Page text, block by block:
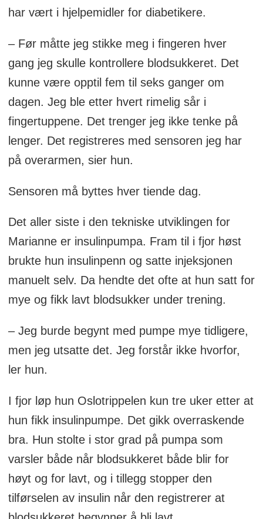
har vært i hjelpemidler for diabetikere.
– Før måtte jeg stikke meg i fingeren hver
gang jeg skulle kontrollere blodsukkeret. Det
kunne være opptil fem til seks ganger om
dagen. Jeg ble etter hvert rimelig sår i
fingertuppene. Det trenger jeg ikke tenke på
lenger. Det registreres med sensoren jeg har
på overarmen, sier hun.
Sensoren må byttes hver tiende dag.
Det aller siste i den tekniske utviklingen for
Marianne er insulinpumpa. Fram til i fjor høst
brukte hun insulinpenn og satte injeksjonen
manuelt selv. Da hendte det ofte at hun satt for
mye og fikk lavt blodsukker under trening.
– Jeg burde begynt med pumpe mye tidligere,
men jeg utsatte det. Jeg forstår ikke hvorfor,
ler hun.
I fjor løp hun Oslotrippelen kun tre uker etter at
hun fikk insulinpumpe. Det gikk overraskende
bra. Hun stolte i stor grad på pumpa som
varsler både når blodsukkeret både blir for
høyt og for lavt, og i tillegg stopper den
tilførselen av insulin når den registrerer at